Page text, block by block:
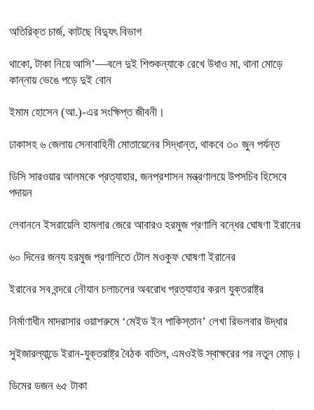
অতিরিক্ত চার্জ, কাটছে বিদ্যুৎ বিভাগ
থাকো, টাকা নিয়ে আসি’—বলে দুই শিশুকন্যাকে রেখে উধাও মা, থানা মোড়ে
কান্নায় ভেঙে পড়ে দুই বোন
ইমাম হোসেন (আ.)-এর সংক্ষিপ্ত জীবনী।
ঢাকাসহ ৬ জেলায় সেনাবাহিনী মোতায়েনের সিদ্ধান্ত, থাকবে ৩০ জুন পর্যন্ত
ডিসি সারওয়ার আলমকে প্রত্যাহার, জনপ্রশাসন মন্ত্রণালয়ে উপসচিব হিসেবে
পদায়ন
লেবাননে ইসরায়েলি হামলার জেরে আবারও হরমুজ প্রণালি বন্ধের ঘোষণা ইরানের
৬০ দিনের জন্য হরমুজ প্রণালিতে টোল মওকুফ ঘোষণা ইরানের
ইরানের সব বন্দরে নৌযান চলাচলের অবরোধ প্রত্যাহার করল যুক্তরাষ্ট্র
নির্মাণাধীন মাদরাসার ওয়াশরুমে ‘মেইড ইন পাকিস্তান’ লেখা রিভলবার উদ্ধার
সুইজারল্যান্ডে ইরান-যুক্তরাষ্ট্র বৈঠক বাতিল, এমওইউ স্বাক্ষরের পর নতুন মোড়।
ডিমের ডজন ৬৫ টাকা